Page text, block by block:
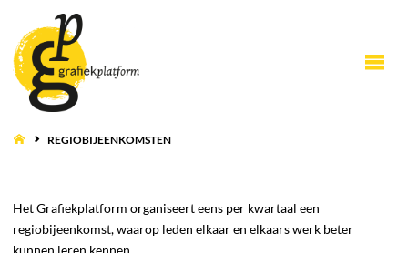
HOMEREGIOBIJEENKOMSTEN
Het Grafiekplatform organiseert eens per kwartaal een
regiobijeenkomst, waarop leden elkaar en elkaars werk beter
kunnen leren kennen.